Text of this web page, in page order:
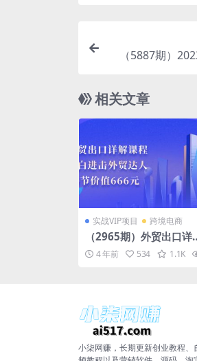
（5887期）
相关文章
实战VIP项目 跨境电商
（2965期）外贸出口详
课程：小白进击外贸达
人，30节价值666元
4 年前 534 1.1K
小柒网赚，长期更新创业教程